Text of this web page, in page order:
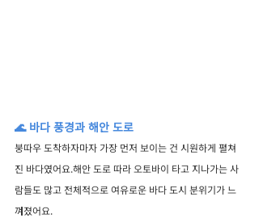
🌊 바다 풍경과 해안 도로
붕따우 도착하자마자 가장 먼저 보이는 건 시원하게 펼쳐
진 바다였어요.해안 도로 따라 오토바이 타고 지나가는 사
람들도 많고 전체적으로 여유로운 바다 도시 분위기가 느
껴졌어요.